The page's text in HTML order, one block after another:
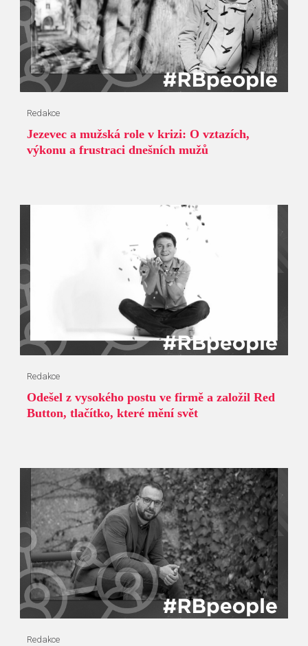
Redakce
Jezevec a mužská role v krizi: O vztazích,
výkonu a frustraci dnešních mužů
Redakce
Odešel z vysokého postu ve firmě a založil Red
Button, tlačítko, které mění svět
Redakce